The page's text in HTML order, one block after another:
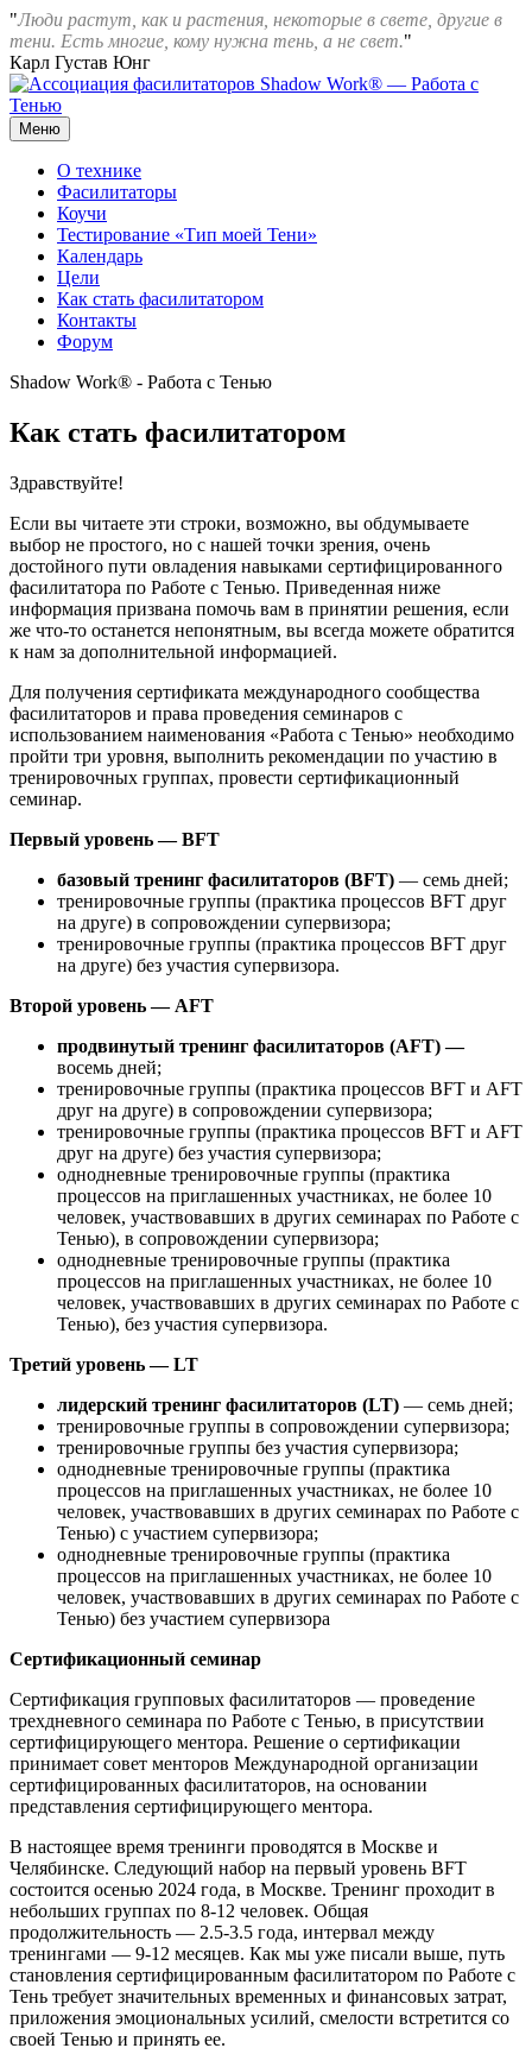
Перейти
к
содержимому
"Люди растут, как и растения, некоторые в свете, другие в
тени. Есть многие, кому нужна тень, а не свет."
Карл Густав Юнг
Ассоциация фасилитаторов Shadow Work® — Работа с Тенью
Меню
О технике
Фасилитаторы
Коучи
Тестирование «Тип моей Тени»
Календарь
Цели
Как стать фасилитатором
Контакты
Форум
Shadow Work® - Работа с Тенью
Как стать фасилитатором
Здравствуйте!
Если вы читаете эти строки, возможно, вы обдумываете
выбор не простого, но с нашей точки зрения, очень
достойного пути овладения навыками сертифицированного
фасилитатора по Работе с Тенью. Приведенная ниже
информация призвана помочь вам в принятии решения, если
же что-то останется непонятным, вы всегда можете обратится
к нам за дополнительной информацией.
Для получения сертификата международного сообщества
фасилитаторов и права проведения семинаров с
использованием наименования «Работа с Тенью» необходимо
пройти три уровня, выполнить рекомендации по участию в
тренировочных группах, провести сертификационный
семинар.
Первый уровень — BFT
базовый тренинг фасилитаторов (BFT) — семь дней;
тренировочные группы (практика процессов BFT друг
на друге) в сопровождении супервизора;
тренировочные группы (практика процессов BFT друг
на друге) без участия супервизора.
Второй уровень — AFT
продвинутый тренинг фасилитаторов (AFT) —
восемь дней;
тренировочные группы (практика процессов BFT и AFT
друг на друге) в сопровождении супервизора;
тренировочные группы (практика процессов BFT и AFT
друг на друге) без участия супервизора;
однодневные тренировочные группы (практика
процессов на приглашенных участниках, не более 10
человек, участвовавших в других семинарах по Работе с
Тенью), в сопровождении супервизора;
однодневные тренировочные группы (практика
процессов на приглашенных участниках, не более 10
человек, участвовавших в других семинарах по Работе с
Тенью), без участия супервизора.
Третий уровень — LT
лидерский тренинг фасилитаторов (LT) — семь дней;
тренировочные группы в сопровождении супервизора;
тренировочные группы без участия супервизора;
однодневные тренировочные группы (практика
процессов на приглашенных участниках, не более 10
человек, участвовавших в других семинарах по Работе с
Тенью) с участием супервизора;
однодневные тренировочные группы (практика
процессов на приглашенных участниках, не более 10
человек, участвовавших в других семинарах по Работе с
Тенью) без участием супервизора
Сертификационный семинар
Сертификация групповых фасилитаторов — проведение
трехдневного семинара по Работе с Тенью, в присутствии
сертифицирующего ментора. Решение о сертификации
принимает совет менторов Международной организации
сертифицированных фасилитаторов, на основании
представления сертифицирующего ментора.
В настоящее время тренинги проводятся в Москве и
Челябинске. Следующий набор на первый уровень BFT
состоится осенью 2024 года, в Москве. Тренинг проходит в
небольших группах по 8-12 человек. Общая
продолжительность — 2.5-3.5 года, интервал между
тренингами — 9-12 месяцев. Как мы уже писали выше, путь
становления сертифицированным фасилитатором по Работе с
Тень требует значительных временных и финансовых затрат,
приложения эмоциональных усилий, смелости встретится со
своей Тенью и принять ее.